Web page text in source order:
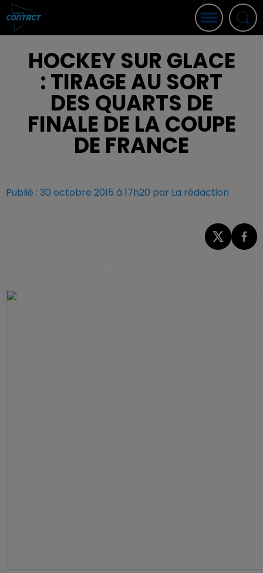
HOCKEY SUR GLACE
: TIRAGE AU SORT
DES QUARTS DE
FINALE DE LA COUPE
DE FRANCE
Publié : 30 octobre 2015 à 17h20 par La rédaction